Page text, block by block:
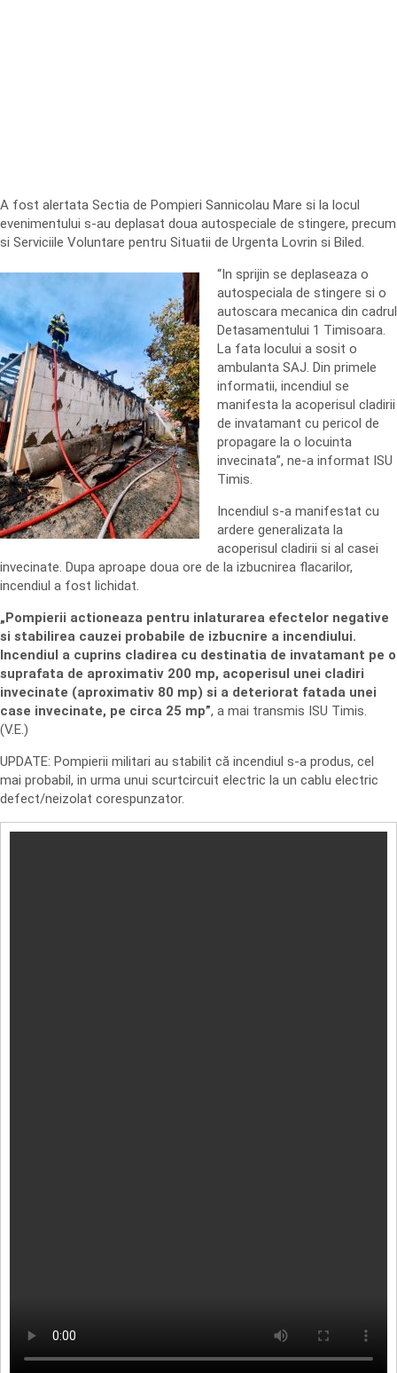
A fost alertata Sectia de Pompieri Sannicolau Mare si la locul
evenimentului s-au deplasat doua autospeciale de stingere, precum
si Serviciile Voluntare pentru Situatii de Urgenta Lovrin si Biled.
“In sprijin se deplaseaza o
autospeciala de stingere si o
autoscara mecanica din cadrul
Detasamentului 1 Timisoara.
La fata locului a sosit o
ambulanta SAJ. Din primele
informatii, incendiul se
manifesta la acoperisul cladirii
de invatamant cu pericol de
propagare la o locuinta
invecinata”, ne-a informat ISU
Timis.
Incendiul s-a manifestat cu
ardere generalizata la
acoperisul cladirii si al casei
invecinate. Dupa aproape doua ore de la izbucnirea flacarilor,
incendiul a fost lichidat.
„Pompierii actioneaza pentru inlaturarea efectelor negative
si stabilirea cauzei probabile de izbucnire a incendiului.
Incendiul a cuprins cladirea cu destinatia de invatamant pe o
suprafata de aproximativ 200 mp, acoperisul unei cladiri
invecinate (aproximativ 80 mp) si a deteriorat fatada unei
case invecinate, pe circa 25 mp”, a mai transmis ISU Timis.
(V.E.)
UPDATE: Pompierii militari au stabilit că incendiul s-a produs, cel
mai probabil, in urma unui scurtcircuit electric la un cablu electric
defect/neizolat corespunzator.